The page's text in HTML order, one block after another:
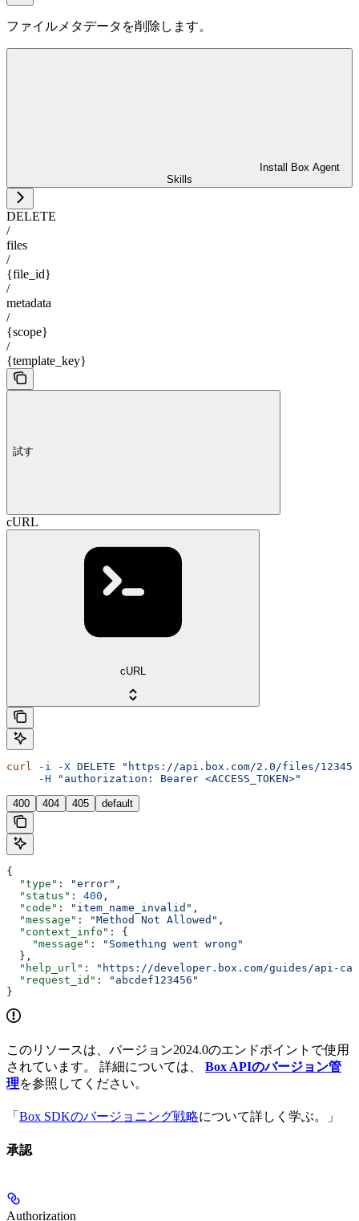
ファイルメタデータを削除します。
Install Box Agent
Skills
DELETE
/
files
/
{file_id}
/
metadata
/
{scope}
/
{template_key}
試す
cURL
cURL
curl -i -X DELETE "https://api.box.com/2.0/files/12345/
     -H
"authorization: Bearer <ACCESS_TOKEN>"
400 404 405 default
{
  "type"
: "error" ,
  "status"
: 400 ,
  "code"
: "item_name_invalid" ,
  "message"
: "Method Not Allowed" ,
  "context_info"
: {
    "message"
:
"Something went wrong"
  },
  "help_url"
:
"https://developer.box.com/guides/api-
  "request_id"
:
"abcdef123456"
}
このリソースは、バージョン2024.0のエンドポイントで使用
されています。 詳細については、 Box APIのバージョン管
理を参照してください。
「 Box SDKのバージョニング戦略について詳しく学ぶ。」
承認
Authorization